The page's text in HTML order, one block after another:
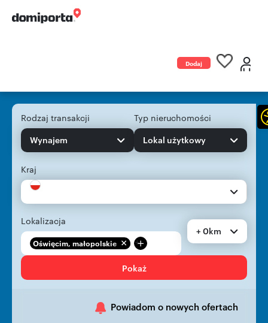
Dodaj
Rodzaj transakcji
Wynajem
Typ nieruchomości
Lokal użytkowy
Kraj
Lokalizacja
Oświęcim, małopolskie +
+ 0km
Pokaż
Powiadom o nowych ofertach